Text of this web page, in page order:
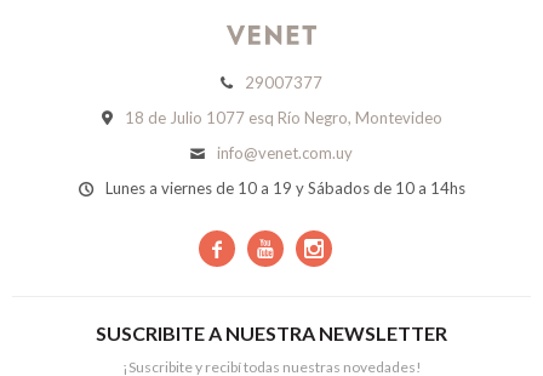
29007377
18 de Julio 1077 esq Río Negro, Montevideo
info@venet.com.uy
Lunes a viernes de 10 a 19 y Sábados de 10 a 14hs
  
SUSCRIBITE A NUESTRA NEWSLETTER
¡Suscribite y recibí todas nuestras novedades!